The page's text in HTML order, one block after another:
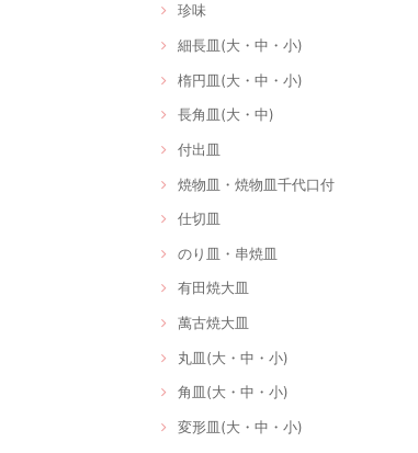
珍味
細長皿(大・中・小)
楕円皿(大・中・小)
長角皿(大・中)
付出皿
焼物皿・焼物皿千代口付
仕切皿
のり皿・串焼皿
有田焼大皿
萬古焼大皿
丸皿(大・中・小)
角皿(大・中・小)
変形皿(大・中・小)